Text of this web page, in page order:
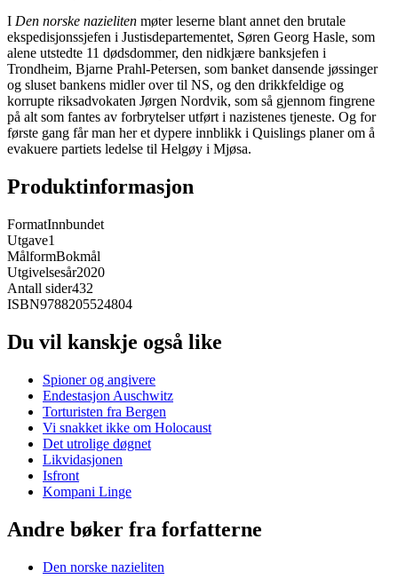
I Den norske nazieliten møter leserne blant annet den brutale
ekspedisjonssjefen i Justisdepartementet, Søren Georg Hasle, som
alene utstedte 11 dødsdommer, den nidkjære banksjefen i
Trondheim, Bjarne Prahl-Petersen, som banket dansende jøssinger
og sluset bankens midler over til NS, og den drikkfeldige og
korrupte riksadvokaten Jørgen Nordvik, som så gjennom fingrene
på alt som fantes av forbrytelser utført i nazistenes tjeneste. Og for
første gang får man her et dypere innblikk i Quislings planer om å
evakuere partiets ledelse til Helgøy i Mjøsa.
Produktinformasjon
FormatInnbundet
Utgave1
MålformBokmål
Utgivelsesår2020
Antall sider432
ISBN9788205524804
Du vil kanskje også like
Spioner og angivere
Endestasjon Auschwitz
Torturisten fra Bergen
Vi snakket ikke om Holocaust
Det utrolige døgnet
Likvidasjonen
Isfront
Kompani Linge
Andre bøker fra forfatterne
Den norske nazieliten